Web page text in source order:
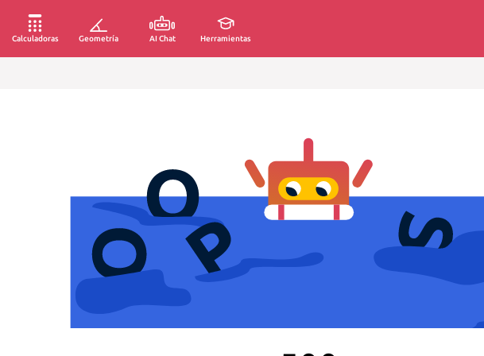
Calculadoras Geometría AI Chat Herramientas